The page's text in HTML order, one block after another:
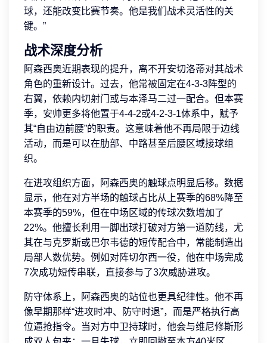
球，还能改变比赛节奏。他是我们战术灵活性的关
键。”
战术深度分析
阿森西奥近期表现的提升，离不开安切洛蒂对其战术
角色的重新设计。过去，他常被固定在4-3-3阵型的
右翼，依赖内切射门或与本泽马二过一配合。但本赛
季，安帅更多将他置于4-4-2或4-2-3-1体系中，赋予
其“自由边前腰”的职责。这意味着他不再局限于边线
活动，而是可以在肋部、中路甚至后腰区域接球组
织。
在进攻组织方面，阿森西奥的触球点明显后移。数据
显示，他在对方半场的触球占比从上赛季的68%降至
本赛季的59%，但在中场区域的传球次数增加了
22%。他擅长利用一脚出球打破对方第一道防线，尤
其在与克罗斯或巴尔韦德的短传配合中，常能制造出
局部人数优势。例如对阵切尔西一役，他在中场完成
7次成功短传串联，直接参与了3次威胁进攻。
防守体系上，阿森西奥的站位也更具纪律性。他不再
像早期那样“进攻时冲、防守时退”，而是严格执行高
位逼抢指令。当对方中卫持球时，他会与维尼修斯形